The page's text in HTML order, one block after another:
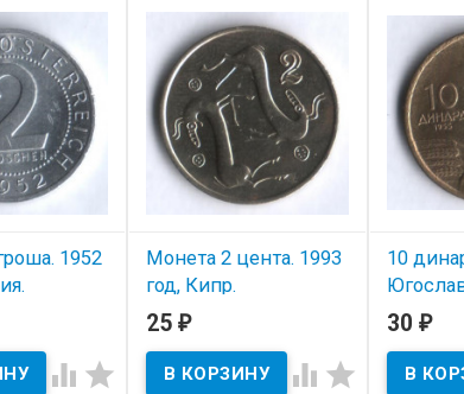
1952
скане. 
Монета 2 цента. 1993
год, Кипр.
В наличии
Состояние на скане.
25 ₽
 
10
В
30 ₽